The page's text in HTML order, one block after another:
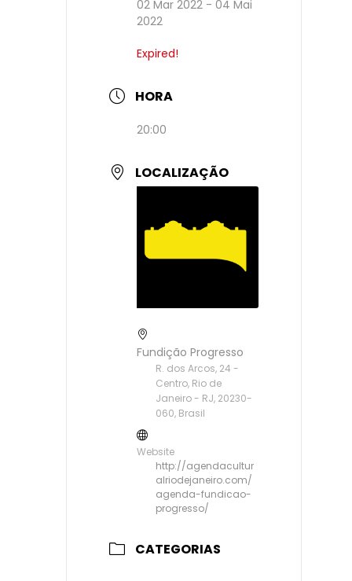
02 Mar 2022 - 04 Mai
2022
Expired!
HORA
20:00
LOCALIZAÇÃO
Fundição Progresso
R. dos Arcos, 24 -
Centro, Rio de
Janeiro - RJ, 20230-
060, Brasil
Website
http://agendacultur
alriodejaneiro.com/
agenda-fundicao-
progresso/
CATEGORIAS